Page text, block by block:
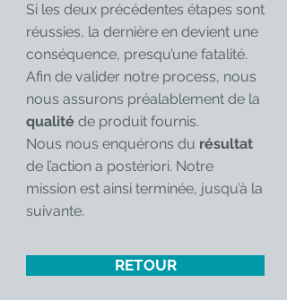
Si les deux précédentes étapes sont
réussies, la dernière en devient une
conséquence, presqu’une fatalité.
Afin de valider notre process, nous
nous assurons préalablement de la
qualité de produit fournis.
Nous nous enquérons du résultat
de l’action a postériori. Notre
mission est ainsi terminée, jusqu’à la
suivante.
RETOUR